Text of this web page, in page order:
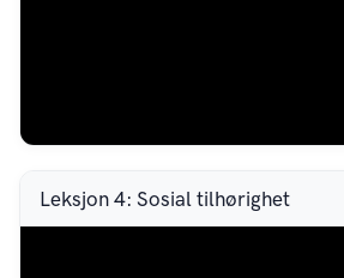
Leksjon 4: Sosial tilhørighet